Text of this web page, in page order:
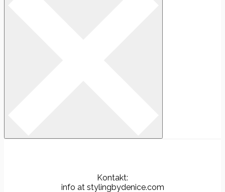
Kontakt:
info at stylingbydenice.com